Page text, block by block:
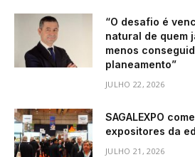
“O desafio é
natural de quem
menos
planeamento”
JULHO 22, 2026
SAGALEXPO
expositores da
JULHO 21, 2026